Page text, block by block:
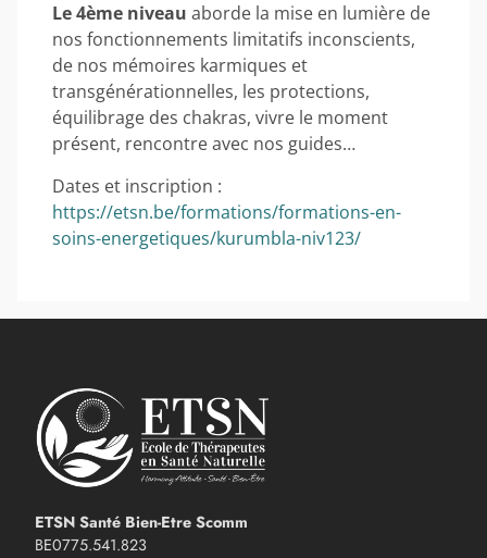
Le4ème niveau aborde la mise en lumière de
nos fonctionnements limitatifs inconscients,
de nos mémoires karmiques et
transgénérationnelles, les protections,
équilibrage des chakras, vivre le moment
présent, rencontre avec nos guides…
Dates et inscription :
https://etsn.be/formations/formations-en-
soins-energetiques/kurumbla-niv123/
ETSN Santé Bien-Etre Scomm
BE0775.541.823